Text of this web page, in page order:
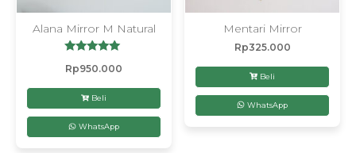
Alana Mirror M Natural
5.00
Rp950.000
Beli
WhatsApp
Mentari Mirror
Rp325.000
Beli
WhatsApp